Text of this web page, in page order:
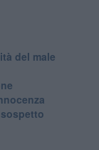
del male